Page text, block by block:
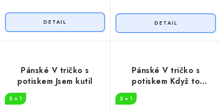
Pánské V tričko s
potiskem Jsem kutil
2 + 1
Pánské V tričko s
potiskem Když to
2 + 1